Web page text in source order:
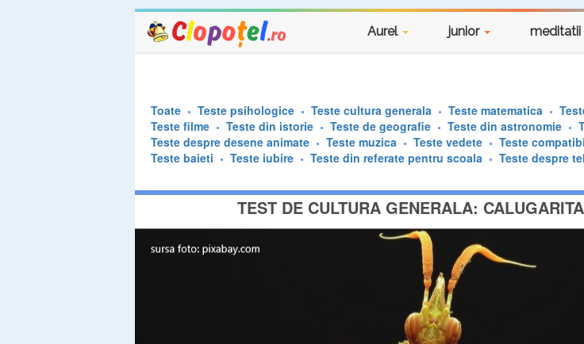
Aurel junior meditatii
Toate Teste psihologice Teste cultura generala Teste matematica
Teste filme
Teste din istorie Teste de geografie Teste din astronomie
Teste despre desene animate
Teste muzica Teste vedete Teste
Teste baieti
Teste iubire Teste din referate pentru scoala Teste despre
TEST DE CULTURA GENERALA: CALUGARITA